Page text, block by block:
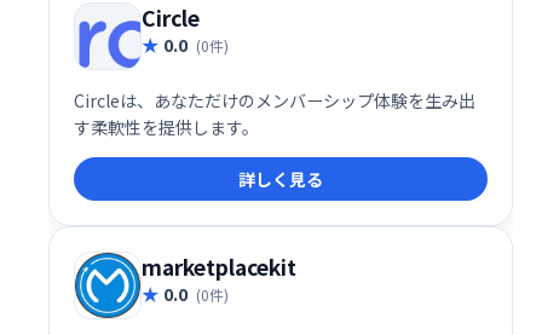
Circle
0.0 (0件)
Circleは、あなただけのメンバーシップ体験を生み出
す柔軟性を提供します。
詳しく見る
marketplacekit
0.0 (0件)